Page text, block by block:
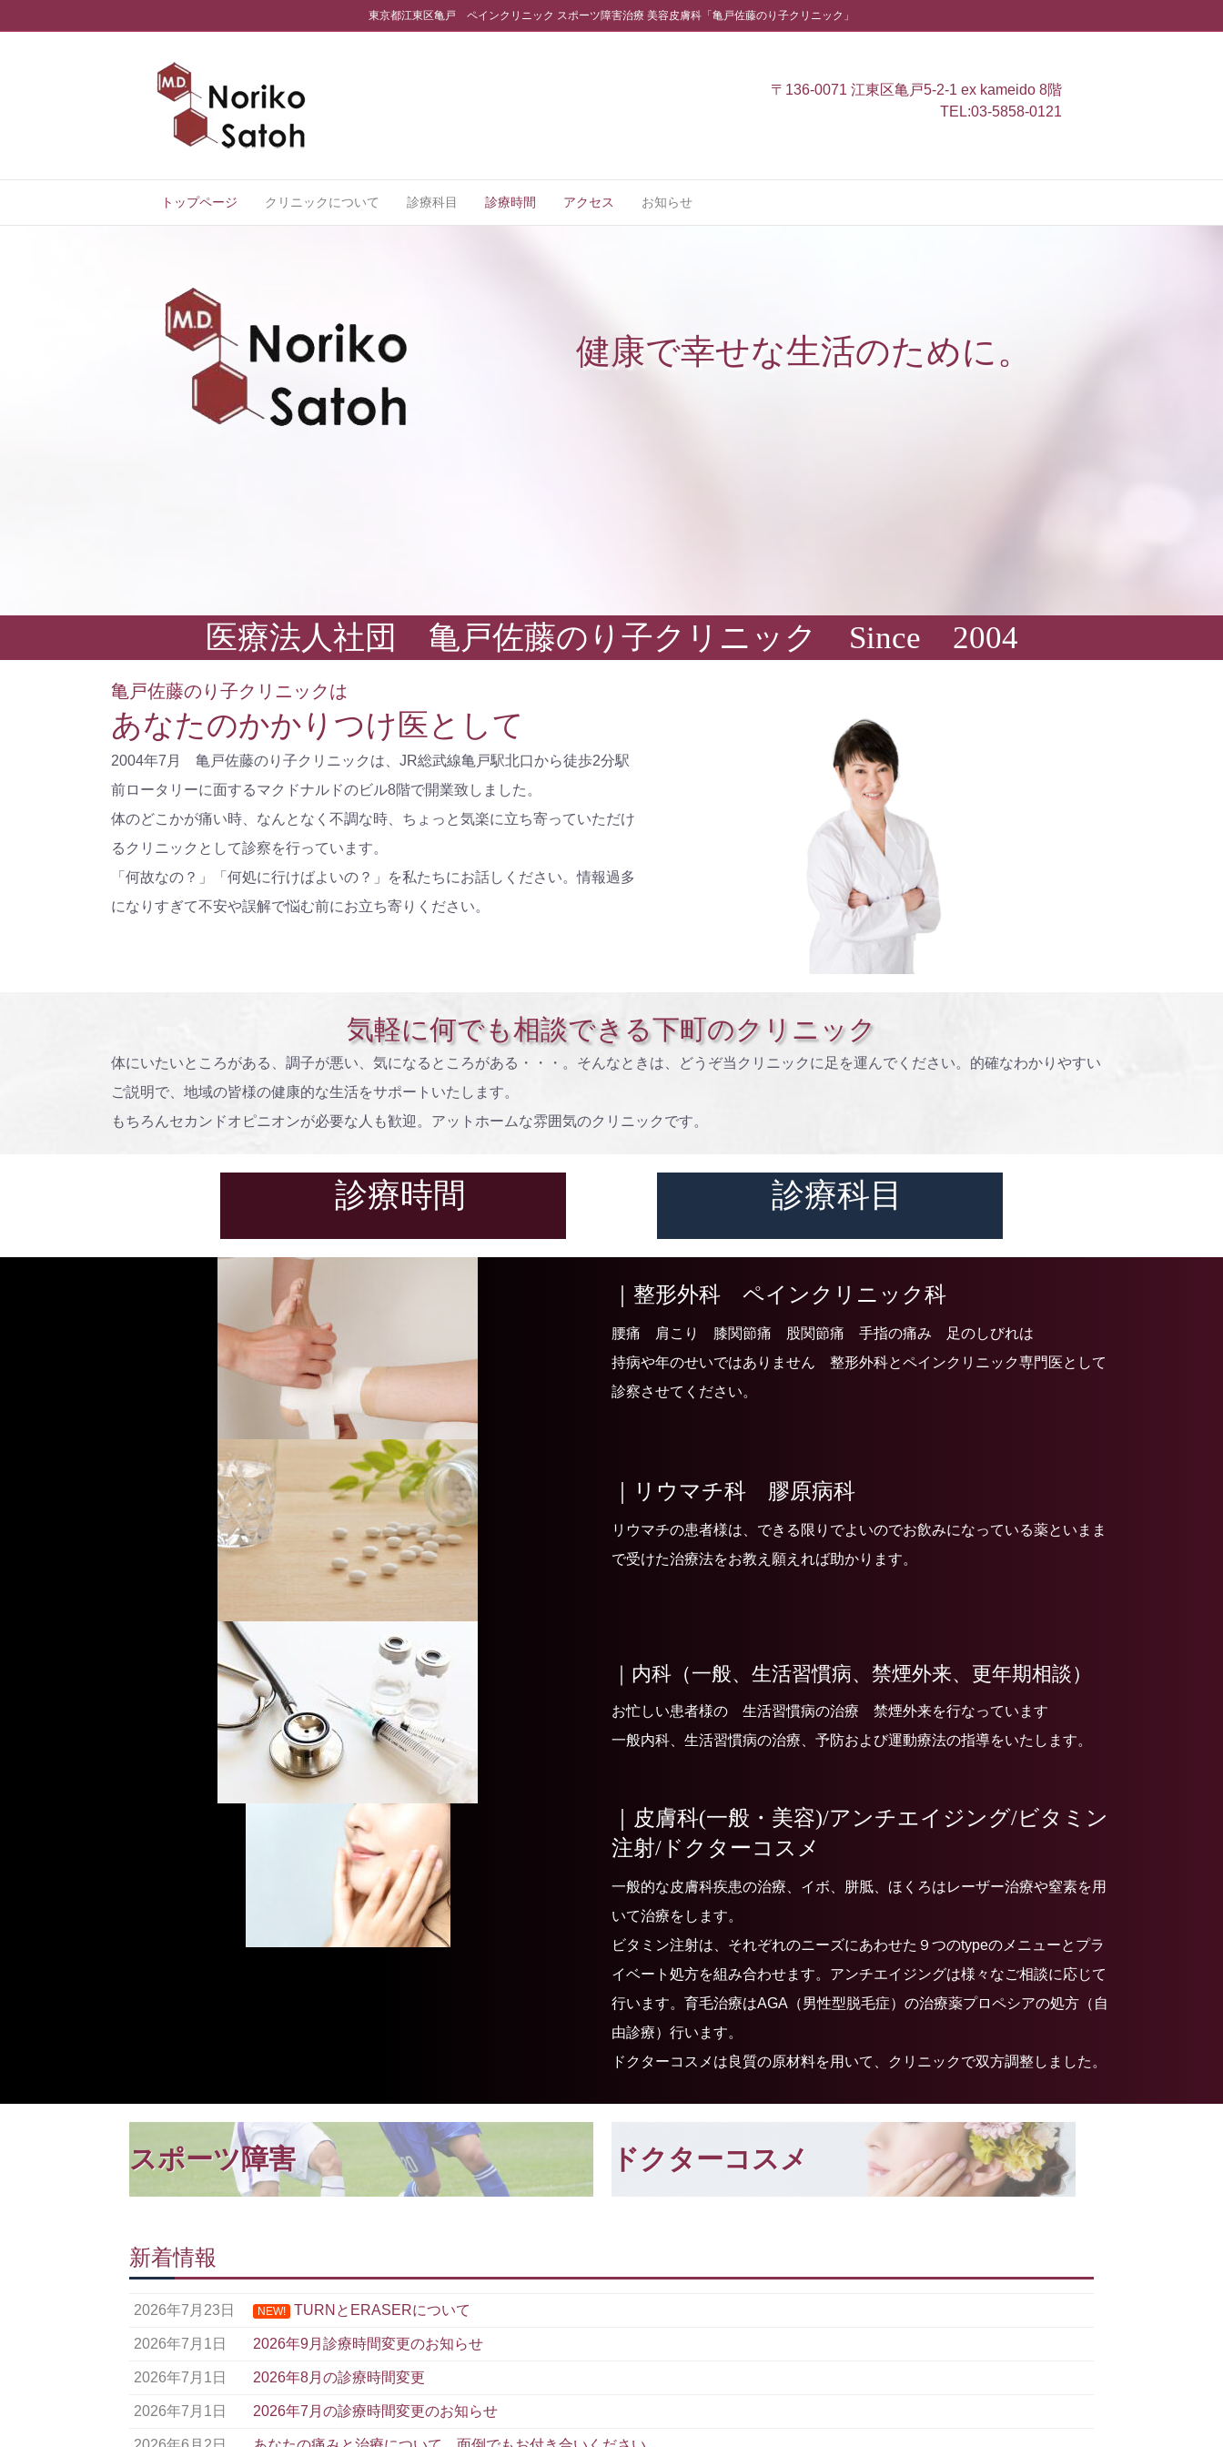
東京都江東区亀戸 ペインクリニック スポーツ障害治療 美容皮膚科「亀戸佐藤のり子クリニック」
〒136-0071 江東区亀戸5-2-1 ex kameido 8階
TEL:03-5858-0121
トップページ クリニックについて 診療科目 診療時間 アクセス お知らせ
健康で幸せな生活のために。
医療法人社団 亀戸佐藤のり子クリニック Since 2004
亀戸佐藤のり子クリニックは
あなたのかかりつけ医として
2004年7月 亀戸佐藤のり子クリニックは、JR総武線亀戸駅北口から徒歩2分駅
前ロータリーに面するマクドナルドのビル8階で開業致しました。
体のどこかが痛い時、なんとなく不調な時、ちょっと気楽に立ち寄っていただけ
るクリニックとして診察を行っています。
「何故なの？」「何処に行けばよいの？」を私たちにお話しください。情報過多
になりすぎて不安や誤解で悩む前にお立ち寄りください。
気軽に何でも相談できる下町のクリニック
体にいたいところがある、調子が悪い、気になるところがある・・・。そんなときは、どうぞ当クリニックに足を運んでください。的確なわかりやすい
ご説明で、地域の皆様の健康的な生活をサポートいたします。
もちろんセカンドオピニオンが必要な人も歓迎。アットホームな雰囲気のクリニックです。
診療時間 診療科目
｜整形外科 ペインクリニック科
腰痛 肩こり 膝関節痛 股関節痛 手指の痛み 足のしびれは
持病や年のせいではありません 整形外科とペインクリニック専門医として
診察させてください。
｜リウマチ科 膠原病科
リウマチの患者様は、できる限りでよいのでお飲みになっている薬といまま
で受けた治療法をお教え願えれば助かります。
｜内科（一般、生活習慣病、禁煙外来、更年期相談）
お忙しい患者様の 生活習慣病の治療 禁煙外来を行なっています
一般内科、生活習慣病の治療、予防および運動療法の指導をいたします。
｜皮膚科(一般・美容)/アンチエイジング/ビタミン
注射/ドクターコスメ
一般的な皮膚科疾患の治療、イボ、胼胝、ほくろはレーザー治療や窒素を用
いて治療をします。
ビタミン注射は、それぞれのニーズにあわせた９つのtypeのメニューとプラ
イベート処方を組み合わせます。アンチエイジングは様々なご相談に応じて
行います。育毛治療はAGA（男性型脱毛症）の治療薬プロペシアの処方（自
由診療）行います。
ドクターコスメは良質の原材料を用いて、クリニックで双方調整しました。
スポーツ障害 ドクターコスメ
新着情報
2026年7月23日 NEW! TURNとERASERについて
2026年7月1日 2026年9月診療時間変更のお知らせ
2026年7月1日 2026年8月の診療時間変更
2026年7月1日 2026年7月の診療時間変更のお知らせ